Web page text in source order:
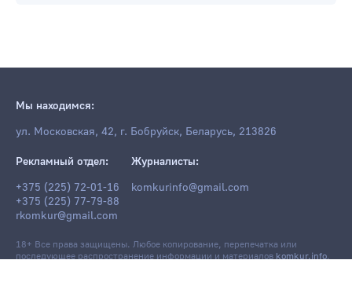
Мы находимся:
ул. Московская, 42, г. Бобруйск, Беларусь, 213826
Рекламный отдел:
+375 (225) 72-01-16
+375 (225) 77-79-88
rkomkur@gmail.com
Журналисты:
komkurinfo@gmail.com
18+ Все права защищены. Любое копирование, перепечатка или
последующее распространение информации и материалов komkur.info,